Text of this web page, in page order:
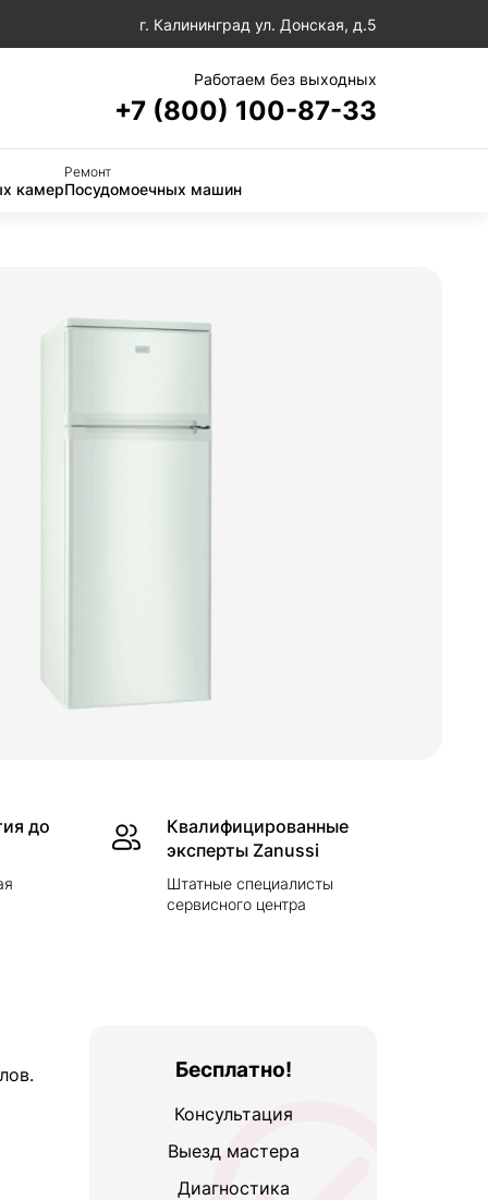
г. Калининград ул. Донская, д.5
Работаем без выходных
+7 (800) 100-87-33
камер
Ремонт
Посудомоечных машин
до
Квалифицированные
эксперты Zanussi
Штатные специалисты
сервисного центра
Бесплатно!
Консультация
Выезд мастера
Диагностика